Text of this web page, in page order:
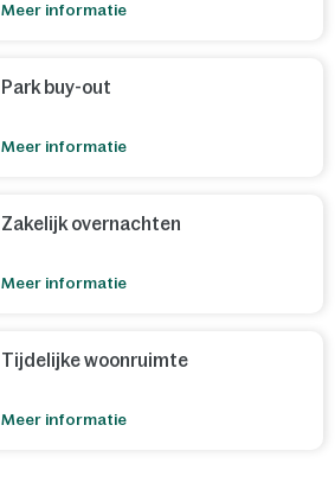
Meer informatie
Park buy-out
Meer informatie
Zakelijk overnachten
Meer informatie
Tijdelijke woonruimte
Meer informatie